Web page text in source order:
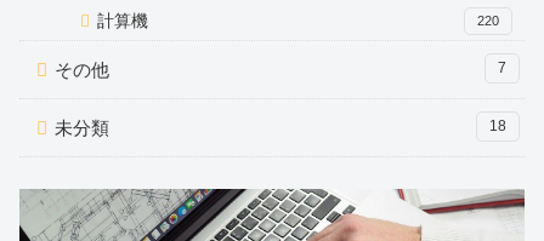
計算機 220
その他 7
未分類 18